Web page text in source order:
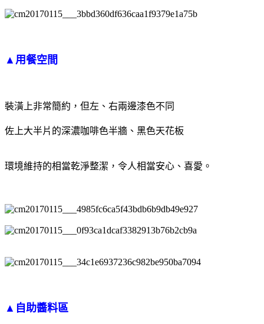
▲用餐空間
裝潢上非常簡約，但左、右兩邊漆色不同
佐上大半片的深濃咖啡色半牆、黑色天花板
環境維持的相當乾淨整潔，令人相當安心、喜愛。
▲自助醬料區